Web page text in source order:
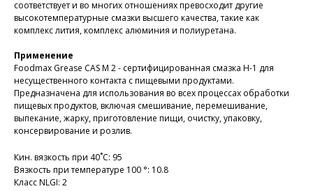
соответствует и во многих отношениях превосходит другие
высокотемпературные смазки высшего качества, такие как
комплекс лития, комплекс алюминия и полиуретана.
Применение
Foodmax Grease CAS M 2 - сертифицированная смазка H-1 для
несущественного контакта с пищевыми продуктами.
Предназначена для использования во всех процессах обработки
пищевых продуктов, включая смешивание, перемешивание,
выпекание, жарку, приготовление пищи, очистку, упаковку,
консервирование и розлив.
Кин. вязкость при 40˚С: 95
Вязкость при температуре 100 °: 10.8
Класс NLGI: 2